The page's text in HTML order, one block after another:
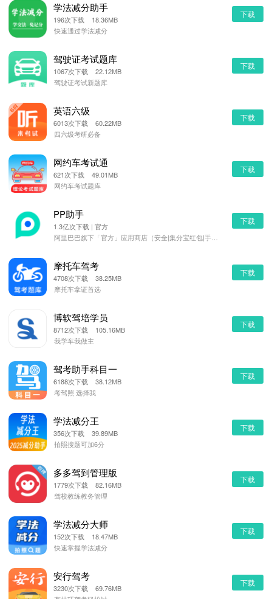
学法减分助手
196次下载 18.36MB
快速通过学法减分
下载
驾驶证考试题库
1067次下载 22.12MB
驾驶证考试新题库
下载
英语六级
6013次下载 60.22MB
四六级考研必备
下载
网约车考试通
621次下载 49.01MB
网约车考试题库
下载
PP助手
1.3亿次下载 | 官方
下载
摩托车驾考
4708次下载 38.25MB
摩托车拿证首选
下载
博软驾培学员
8712次下载 105.16MB
我学车我做主
下载
驾考助手科目一
6188次下载 38.12MB
考驾照 选择我
下载
学法减分王
356次下载 39.89MB
拍照搜题可加6分
下载
多多驾到管理版
1779次下载 82.16MB
驾校教练教务管理
下载
学法减分大师
152次下载 18.47MB
快速掌握学法减分
下载
安行驾考
3230次下载 69.76MB
下载